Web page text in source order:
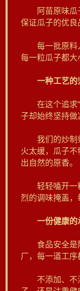
阿苗原味瓜子
保证瓜子的优良
每一批原料入
每一粒瓜子都
一种工艺的
在这个追求“
子却始终坚持
我们的炒制师
火太缓，瓜子
出自然的原香。
轻轻嗑开一粒
烈的调味掩盖
一份健康的
食品安全是阿
厂，每一道工
不添加、不漂